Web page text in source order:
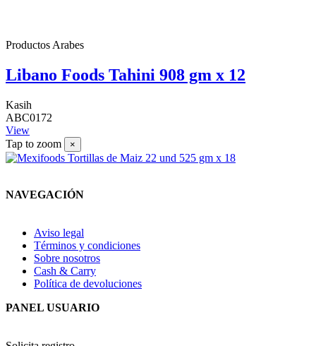
Productos Arabes
Libano Foods Tahini 908 gm x 12
Kasih
ABC0172
View
Tap to zoom
×
NAVEGACIÓN
Aviso legal
Términos y condiciones
Sobre nosotros
Cash & Carry
Política de devoluciones
PANEL USUARIO